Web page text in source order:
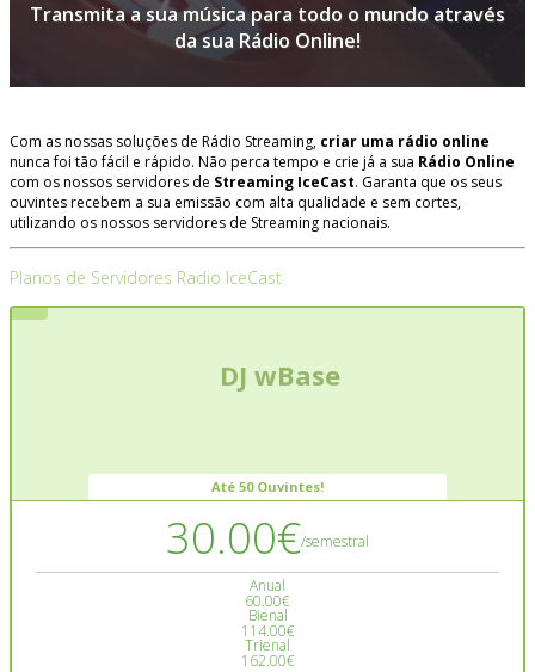
Transmita a sua música para todo o mundo através
da sua Rádio Online!
Com as nossas soluções de Rádio Streaming, criar uma rádio online
nunca foi tão fácil e rápido. Não perca tempo e crie já a sua Rádio Online
com os nossos servidores de Streaming IceCast. Garanta que os seus
ouvintes recebem a sua emissão com alta qualidade e sem cortes,
utilizando os nossos servidores de Streaming nacionais.
Planos de Servidores Radio IceCast
DJ wBase
Até 50 Ouvintes!
30.00€/semestral
Anual
60.00€
Bienal
114.00€
Trienal
162.00€